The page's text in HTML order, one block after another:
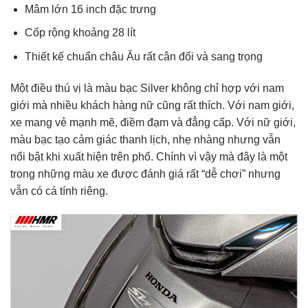
Mâm lớn 16 inch đặc trưng
Cốp rộng khoảng 28 lít
Thiết kế chuẩn châu Âu rất cân đối và sang trọng
Một điều thú vị là màu bạc Silver không chỉ hợp với nam
giới mà nhiều khách hàng nữ cũng rất thích. Với nam giới,
xe mang vẻ mạnh mẽ, điềm đạm và đẳng cấp. Với nữ giới,
màu bạc tạo cảm giác thanh lịch, nhẹ nhàng nhưng vẫn
nổi bật khi xuất hiện trên phố. Chính vì vậy mà đây là một
trong những màu xe được đánh giá rất “dễ chơi” nhưng
vẫn có cá tính riêng.